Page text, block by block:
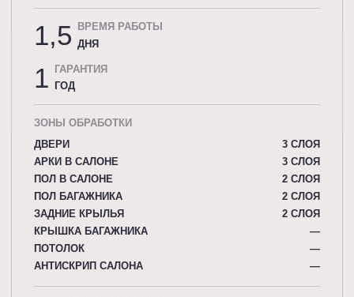
1,5
ВРЕМЯ РАБОТЫ
ДНЯ
1
ГАРАНТИЯ
ГОД
ЗОНЫ ОБРАБОТКИ
ДВЕРИ
3 СЛОЯ
АРКИ В САЛОНЕ
3 СЛОЯ
ПОЛ В САЛОНЕ
2 СЛОЯ
ПОЛ БАГАЖНИКА
2 СЛОЯ
ЗАДНИЕ КРЫЛЬЯ
2 СЛОЯ
КРЫШКА БАГАЖНИКА
—
ПОТОЛОК
—
АНТИСКРИП САЛОНА
—